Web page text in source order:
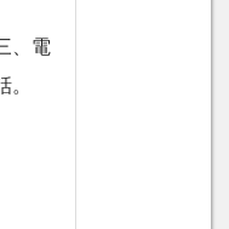
、電
。